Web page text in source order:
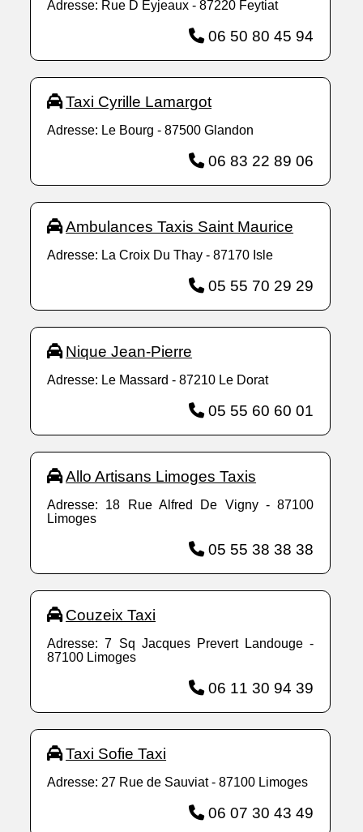
Adresse: Rue D Eyjeaux - 87220 Feytiat
06 50 80 45 94
Taxi Cyrille Lamargot
Adresse: Le Bourg - 87500 Glandon
06 83 22 89 06
Ambulances Taxis Saint Maurice
Adresse: La Croix Du Thay - 87170 Isle
05 55 70 29 29
Nique Jean-Pierre
Adresse: Le Massard - 87210 Le Dorat
05 55 60 60 01
Allo Artisans Limoges Taxis
Adresse: 18 Rue Alfred De Vigny - 87100
Limoges
05 55 38 38 38
Couzeix Taxi
Adresse: 7 Sq Jacques Prevert Landouge -
87100 Limoges
06 11 30 94 39
Taxi Sofie Taxi
Adresse: 27 Rue de Sauviat - 87100 Limoges
06 07 30 43 49